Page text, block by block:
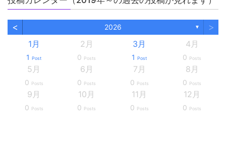
< 2026 ▼ >
1月
1 Post
2月
0 Posts
3月
1 Post
4月
0 Posts
5月
0 Posts
6月
0 Posts
7月
0 Posts
8月
0 Posts
9月
0 Posts
10月
0 Posts
11月
0 Posts
12月
0 Posts